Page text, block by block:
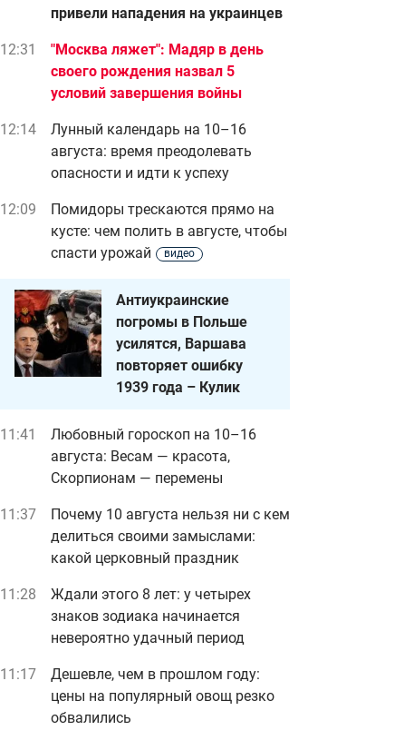
привели нападения на украинцев
12:31
"Москва ляжет": Мадяр в день
своего рождения назва л 5
условий завершения войны
12:14
Лунный календарь на 10–16
августа: время преодолевать
опасности и идти к успеху
12:09
Помидоры трескаются прямо на
кусте: чем полить в августе, чтобы
спасти урожай
видео
Антиукраинские
погромы в Польше
усилятся, Варшава
повторяет ошибку
1939 года – Кулик
11:41
Любовный гороскоп на 10–16
августа: Весам — красота,
Скорпионам — перемены
11:37
Почему 10 августа нельзя ни с кем
делиться своими замыслами:
какой церковный праздник
11:28
Ждали этого 8 лет: у четырех
знаков зодиака начинается
невероятно удачный период
11:17
Дешевле, чем в прошлом году:
цены на популярный овощ резко
обвалились